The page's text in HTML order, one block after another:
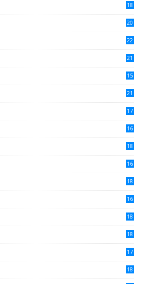
18
20
22
21
15
21
17
16
18
16
18
16
18
18
17
18